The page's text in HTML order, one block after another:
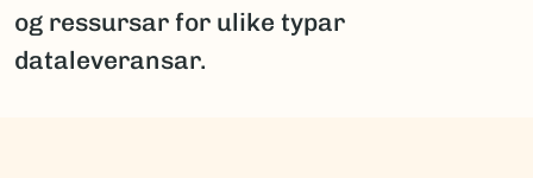
og ressursar for ulike typar
dataleveransar.